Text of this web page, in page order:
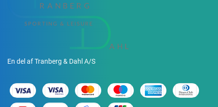
En del af Tranberg & Dahl A/S